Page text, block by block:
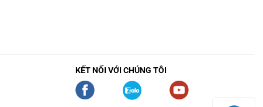
KẾT NỐI VỚI CHÚNG TÔI